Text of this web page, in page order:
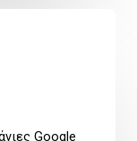
Google